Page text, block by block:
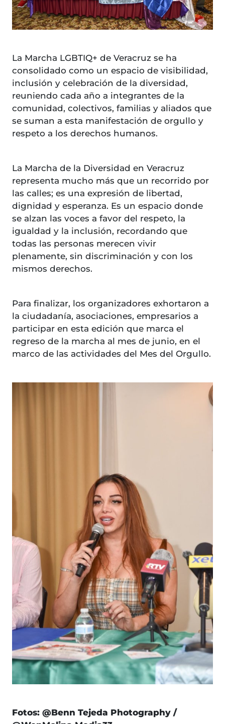
La Marcha LGBTIQ+ de Veracruz se ha
consolidado como un espacio de visibilidad,
inclusión y celebración de la diversidad,
reuniendo cada año a integrantes de la
comunidad, colectivos, familias y aliados que
se suman a esta manifestación de orgullo y
respeto a los derechos humanos.
La Marcha de la Diversidad en Veracruz
representa mucho más que un recorrido por
las calles; es una expresión de libertad,
dignidad y esperanza. Es un espacio donde
se alzan las voces a favor del respeto, la
igualdad y la inclusión, recordando que
todas las personas merecen vivir
plenamente, sin discriminación y con los
mismos derechos.
Para finalizar, los organizadores exhortaron a
la ciudadanía, asociaciones, empresarios a
participar en esta edición que marca el
regreso de la marcha al mes de junio, en el
marco de las actividades del Mes del Orgullo.
Fotos: @Benn Tejeda Photography /